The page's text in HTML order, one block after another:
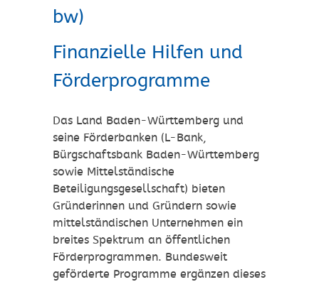
bw)
Finanzielle Hilfen und
Förderprogramme
Das Land Baden-Württemberg und
seine Förderbanken (L-Bank,
Bürgschaftsbank Baden-Württemberg
sowie Mittelständische
Beteiligungsgesellschaft) bieten
Gründerinnen und Gründern sowie
mittelständischen Unternehmen ein
breites Spektrum an öffentlichen
Förderprogrammen. Bundesweit
geförderte Programme ergänzen dieses